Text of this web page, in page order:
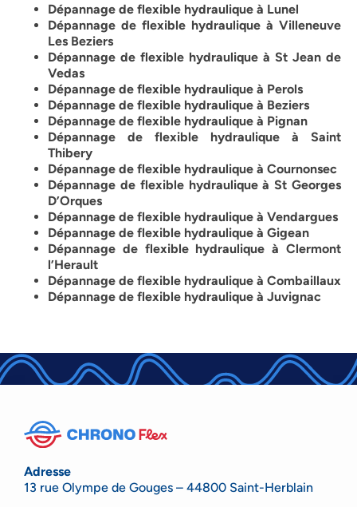
Dépannage de flexible hydraulique à Lunel
Dépannage de flexible hydraulique à Villeneuve
Les Beziers
Dépannage de flexible hydraulique à St Jean de
Vedas
Dépannage de flexible hydraulique à Perols
Dépannage de flexible hydraulique à Beziers
Dépannage de flexible hydraulique à Pignan
Dépannage de flexible hydraulique à Saint
Thibery
Dépannage de flexible hydraulique à Cournonsec
Dépannage de flexible hydraulique à St Georges
D’Orques
Dépannage de flexible hydraulique à Vendargues
Dépannage de flexible hydraulique à Gigean
Dépannage de flexible hydraulique à Clermont
l’Herault
Dépannage de flexible hydraulique à Combaillaux
Dépannage de flexible hydraulique à Juvignac
Adresse
13 rue Olympe de Gouges – 44800 Saint-Herblain